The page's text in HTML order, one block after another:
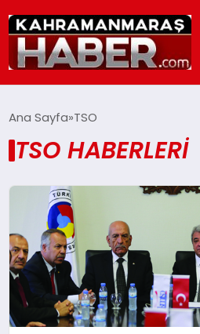
SIYASET
EĞITIM
EKONOMI
SAĞLIK
GENEL
Ana Sayfa TSO
TSO HABERLERI